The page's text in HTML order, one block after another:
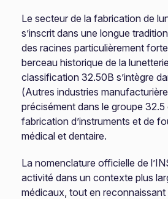
Le secteur de la fabrication de
s’inscrit dans une longue
des racines particulièrement
berceau historique de la
classification 32.50B s’intègre
(Autres industries
précisément dans le groupe 32.5
fabrication d’instruments et de
médical et dentaire.
La nomenclature officielle de
activité dans un contexte plus
médicaux, tout en